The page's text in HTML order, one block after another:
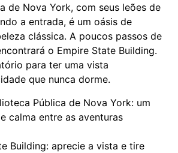
de Nova York, com seus leões de
a entrada, é um oásis de
clássica. A poucos passos de
o Empire State Building.
para ter uma vista
que nunca dorme.
Pública de Nova York: um
calma entre as aventuras
Building: aprecie a vista e tire